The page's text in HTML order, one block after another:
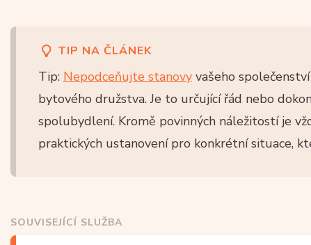
TIP NA ČLÁNEK
Tip: Nepodceňujte stanovy vašeho
bytového družstva. Je to určující řád nebo
spolubydlení. Kromě povinných náležitostí je
praktických ustanovení pro konkrétní situace,
SOUVISEJÍCÍ SLUŽBA